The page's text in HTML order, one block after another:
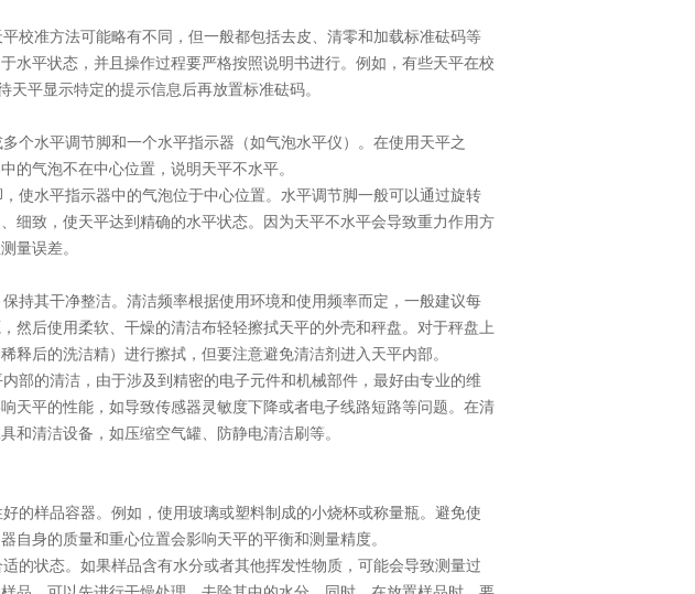
校准方法可能略有不同，但一般都包括去皮、清零和加载标准砝码等
水平状态，并且操作过程要严格按照说明书进行。例如，有些天平在校
天平显示特定的提示信息后再放置标准砝码。
个水平调节脚和一个水平指示器（如气泡水平仪）。在使用天平之
的气泡不在中心位置，说明天平不水平。
使水平指示器中的气泡位于中心位置。水平调节脚一般可以通过旋转
细致，使天平达到精确的水平状态。因为天平不水平会导致重力作用方
量误差。
持其干净整洁。清洁频率根据使用环境和使用频率而定，一般建议每
然后使用柔软、干燥的清洁布轻轻擦拭天平的外壳和秤盘。对于秤盘上
释后的洗洁精）进行擦拭，但要注意避免清洁剂进入天平内部。
部的清洁，由于涉及到精密的电子元件和机械部件，最好由专业的维
天平的性能，如导致传感器灵敏度下降或者电子线路短路等问题。在清
和清洁设备，如压缩空气罐、防静电清洁刷等。
的样品容器。例如，使用玻璃或塑料制成的小烧杯或称量瓶。避免使
自身的质量和重心位置会影响天平的平衡和测量精度。
的状态。如果样品含有水分或者其他挥发性物质，可能会导致测量过